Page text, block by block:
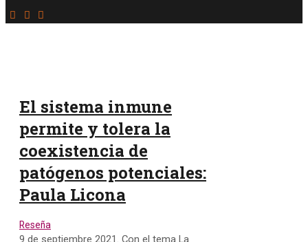
El sistema inmune
permite y tolera la
coexistencia de
patógenos potenciales:
Paula Licona
Reseña
9 de septiembre 2021. Con el tema La